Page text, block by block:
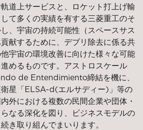
道上サービスと、
ロケット打上げ輸
て多くの実績を有する三菱重工のそ
、 宇宙の持続可能性（スペースサス
献するために、デブリ除去に係る共
宇宙の環境改善に向けた様々な可能
めるものです。アストロスケール
de Entendimiento締結を機に、
星「ELSA-d(エルサディー)」等の
外における複数の民間企業や団体・
なる深化を図り、ビジネスモデルの
き取り組んでまいります。